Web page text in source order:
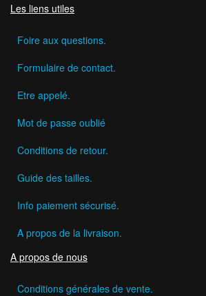
Les liens utiles
Foire aux questions.
Formulaire de contact.
Etre appelé.
Mot de passe oublié
Conditions de retour.
Guide des tailles.
Info paiement sécurisé.
A propos de la livraison.
A propos de nous
Conditions générales de vente.